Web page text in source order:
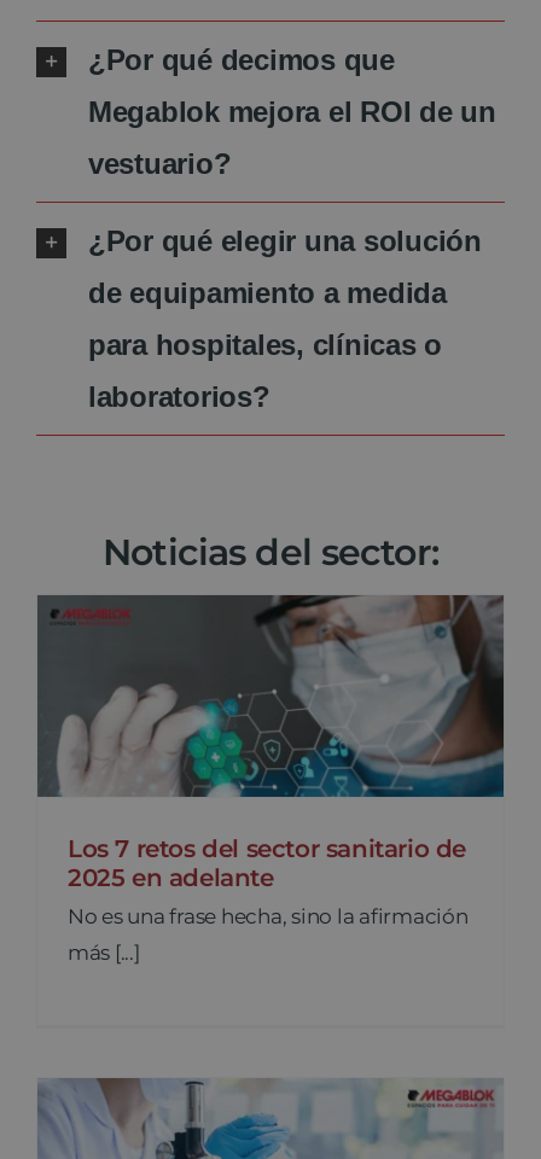
¿Por qué decimos que
Megablok mejora el ROI de un
vestuario?
¿Por qué elegir una solución
de equipamiento a medida
para hospitales, clínicas o
laboratorios?
Noticias del sector:
Los 7 retos del sector sanitario de
2025 en adelante
No es una frase hecha, sino la afirmación
más [...]